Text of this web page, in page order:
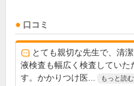
口コミ
とても親切な先生で、清
液検査も幅広く検査してい
す。かかりつけ医...
もっと読む